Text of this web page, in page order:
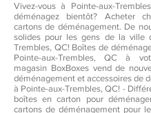
Vivez-vous à Pointe-aux-
déménagez bientôt? Acheter
cartons de déménagement. De
solides pour les gens de la ville
Trembles, QC! Boîtes de
Pointe-aux-Trembles, QC à
magasin BoxBoxes vend de
déménagement et accessoires de
à Pointe-aux-Trembles, QC! -
boîtes en carton pour
cartons de déménagement pour